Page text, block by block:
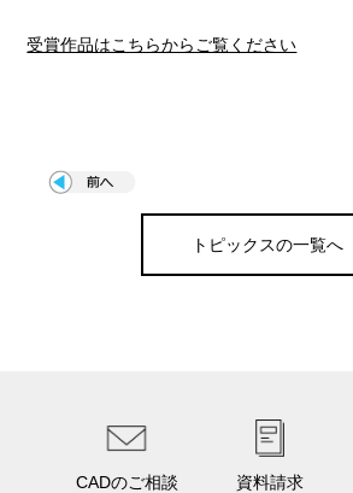
受賞作品はこちらからご覧ください
トピックスの一覧へ
CADのご相談 資料請求